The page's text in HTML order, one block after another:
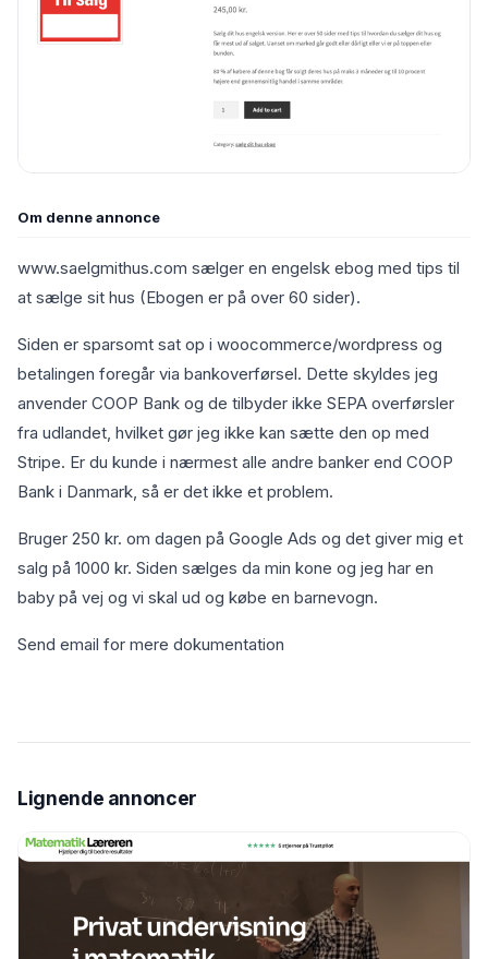
Om denne annonce
www.saelgmithus.com sælger en engelsk ebog med tips til
at sælge sit hus (Ebogen er på over 60 sider).
Siden er sparsomt sat op i woocommerce/wordpress og
betalingen foregår via bankoverførsel. Dette skyldes jeg
anvender COOP Bank og de tilbyder ikke SEPA overførsler
fra udlandet, hvilket gør jeg ikke kan sætte den op med
Stripe. Er du kunde i nærmest alle andre banker end COOP
Bank i Danmark, så er det ikke et problem.
Bruger 250 kr. om dagen på Google Ads og det giver mig et
salg på 1000 kr. Siden sælges da min kone og jeg har en
baby på vej og vi skal ud og købe en barnevogn.
Send email for mere dokumentation
Lignende annoncer